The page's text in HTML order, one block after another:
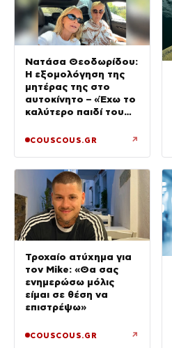
Νατάσα Θεοδωρίδου:
Η εξομολόγηση της
μητέρας της στο
αυτοκίνητο – «Έχω το
καλύτερο παιδί του
COUSCOUS.GR ↗
Τροχαίο ατύχημα για
τον Mike: «Θα σας
ενημερώσω μόλις
είμαι σε θέση να
επιστρέψω»
COUSCOUS.GR ↗